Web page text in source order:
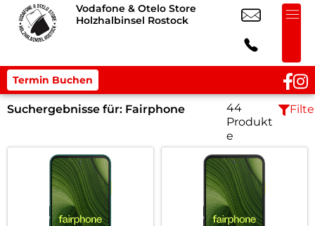
Vodafone & Otelo Store
Holzhalbinsel Rostock
Termin Buchen
Suchergebnisse für: Fairphone
44
Produkt
e